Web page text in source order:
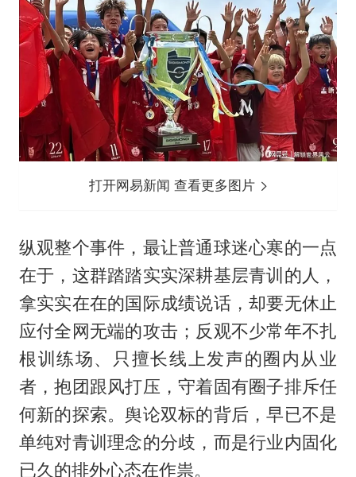
打开网易新闻 查看更多图片
纵观整个事件，最让普通球迷心寒的一点
在于，这群踏踏实实深耕基层青训的人，
拿实实在在的国际成绩说话，却要无休止
应付全网无端的攻击；反观不少常年不扎
根训练场、只擅长线上发声的圈内从业
者，抱团跟风打压，守着固有圈子排斥任
何新的探索。舆论双标的背后，早已不是
单纯对青训理念的分歧，而是行业内固化
已久的排外心态在作祟。